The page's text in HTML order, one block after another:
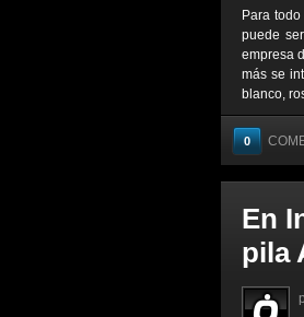
Para
puede
empresa
más se
blanco,
0
En
pila